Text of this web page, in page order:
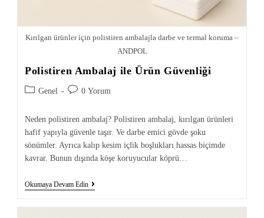
Kırılgan ürünler için polistiren ambalajla darbe ve termal koruma –
ANDPOL
Polistiren Ambalaj ile Ürün Güvenliği
Genel 0 Yorum
Neden polistiren ambalaj? Polistiren ambalaj, kırılgan ürünleri
hafif yapıyla güvenle taşır. Ve darbe emici gövde şoku
sönümler. Ayrıca kalıp kesim içlik boşlukları hassas biçimde
kavrar. Bunun dışında köşe koruyucular köprü…
Okumaya Devam Edin